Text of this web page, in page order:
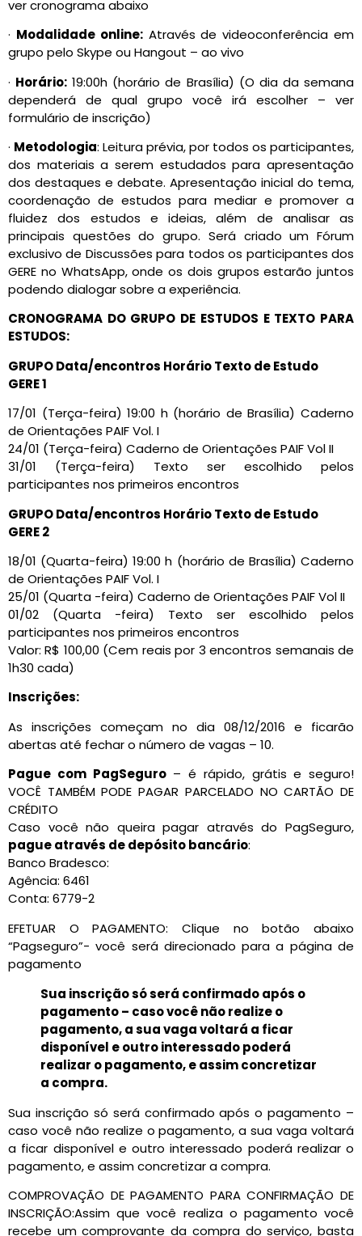
ver cronograma abaixo
· Modalidade online:Através de videoconferência em
grupo pelo Skype ou Hangout – ao vivo
· Horário: 19:00h (horário de Brasília) (O dia da semana
dependerá de qual grupo você irá escolher – ver
formulário de inscrição)
· Metodologia: Leitura prévia, por todos os participantes,
dos materiais a serem estudados para apresentação
dos destaques e debate. Apresentação inicial do tema,
coordenação de estudos para mediar e promover a
fluidez dos estudos e ideias, além de analisar as
principais questões do grupo. Será criado um Fórum
exclusivo de Discussões para todos os participantes dos
GERE no WhatsApp, onde os dois grupos estarão juntos
podendo dialogar sobre a experiência.
CRONOGRAMA DO GRUPO DE ESTUDOS E TEXTO PARA
ESTUDOS:
GRUPO Data/encontros Horário Texto de Estudo
GERE 1
17/01 (Terça-feira) 19:00 h (horário de Brasília) Caderno
de Orientações PAIF Vol. I
24/01 (Terça-feira) Caderno de Orientações PAIF Vol II
31/01 (Terça-feira) Texto ser escolhido pelos
participantes nos primeiros encontros
GRUPO Data/encontros Horário Texto de Estudo
GERE 2
18/01 (Quarta-feira) 19:00 h (horário de Brasília) Caderno
de Orientações PAIF Vol. I
25/01 (Quarta -feira) Caderno de Orientações PAIF Vol II
01/02 (Quarta -feira) Texto ser escolhido pelos
participantes nos primeiros encontros
Valor: R$ 100,00 (Cem reais por 3 encontros semanais de
1h30 cada)
Inscrições:
As inscrições começam no dia 08/12/2016 e ficarão
abertas até fechar o número de vagas – 10.
Pague com PagSeguro– é rápido, grátis e seguro!
VOCÊ TAMBÉM PODE PAGAR PARCELADO NO CARTÃO DE
CRÉDITO
Caso você não queira pagar através do PagSeguro,
pague através de depósito bancário:
Banco Bradesco:
Agência: 6461
Conta: 6779-2
EFETUAR O PAGAMENTO: Clique no botão abaixo
“Pagseguro”- você será direcionado para a página de
pagamento
Sua inscrição só será confirmado após o
pagamento – caso você não realize o
pagamento, a sua vaga voltará a ficar
disponível e outro interessado poderá
realizar o pagamento, e assim concretizar
a compra.
Sua inscrição só será confirmado após o pagamento –
caso você não realize o pagamento, a sua vaga voltará
a ficar disponível e outro interessado poderá realizar o
pagamento, e assim concretizar a compra.
COMPROVAÇÃO DE PAGAMENTO PARA CONFIRMAÇÃO DE
INSCRIÇÃO:Assim que você realiza o pagamento você
recebe um comprovante da compra do serviço, basta